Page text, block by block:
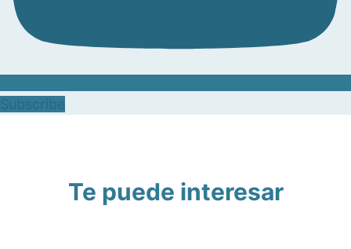
Te puede interesar